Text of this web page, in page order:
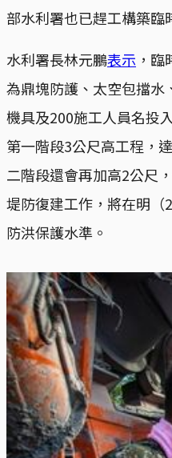
部水利署也已趕工構築臨
水利署長林元鵬表示 ，
為鼎塊防護、太空包擋水
機具及200施工人員名投
第一階段3公尺高工程，
二階段還會再加高2公尺
堤防復建工作，將在明（
防洪保護水準。